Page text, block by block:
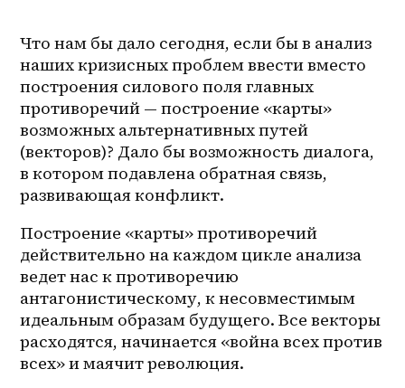
Что нам бы дало сегодня, если бы в анализ
наших кризисных проблем ввести вместо
построения силового поля главных
противоречий — построение «карты»
возможных альтернативных путей
(векторов)? Дало бы возможность диалога,
в котором подавлена обратная связь,
развивающая конфликт.
Построение «карты» противоречий
действительно на каждом цикле анализа
ведет нас к противоречию
антагонистическому, к несовместимым
идеальным образам будущего. Все векторы
расходятся, начинается «война всех против
всех» и маячит революция.